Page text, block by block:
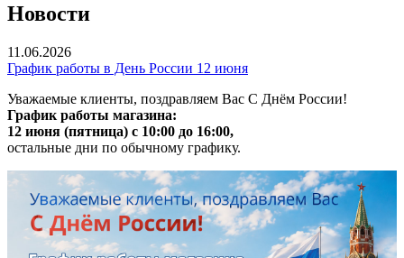
Новости
11.06.2026
График работы в День России 12 июня
Уважаемые клиенты, поздравляем Вас С Днём России!
График работы магазина:
12 июня (пятница) с 10:00 до 16:00,
остальные дни по обычному графику.